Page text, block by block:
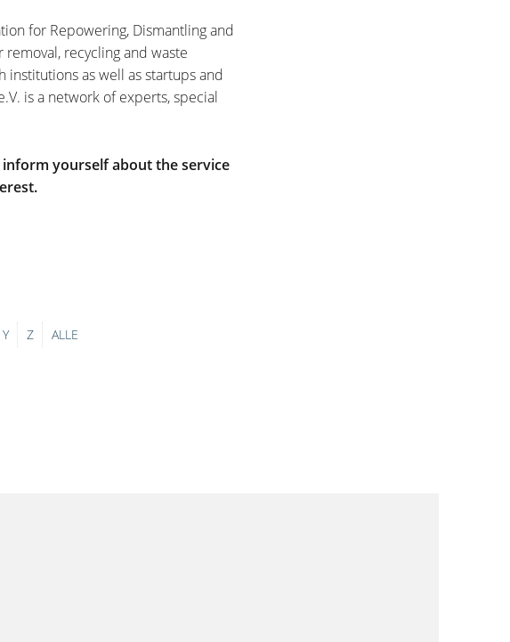
for Repowering, Dismantling and
recycling and waste
institutions as well as startups and
is a network of experts, special
yourself about the service
Y Z ALLE